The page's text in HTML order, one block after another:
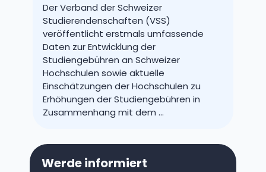
Der Verband der Schweizer
Studierendenschaften (VSS)
veröffentlicht erstmals umfassende
Daten zur Entwicklung der
Studiengebühren an Schweizer
Hochschulen sowie aktuelle
Einschätzungen der Hochschulen zu
Erhöhungen der Studiengebühren in
Zusammenhang mit dem …
Werde informiert